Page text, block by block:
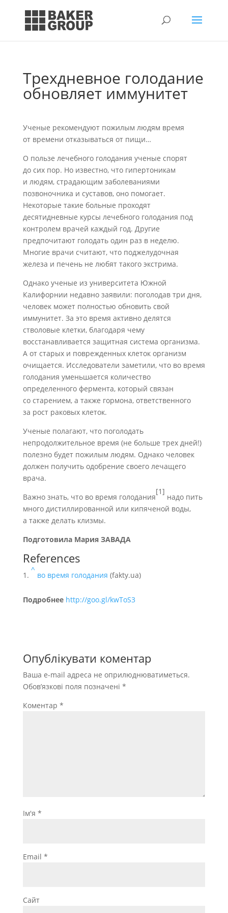
Трехдневное голодание
обновляет иммунитет
Ученые рекомендуют пожилым людям время
от времени отказываться от пищи…
О пользе лечебного голодания ученые спорят
до сих пор. Но известно, что гипертоникам
и людям, страдающим заболеваниями
позвоночника и суставов, оно помогает.
Некоторые такие больные проходят
десятидневные курсы лечебного голодания под
контролем врачей каждый год. Другие
предпочитают голодать один раз в неделю.
Многие врачи считают, что поджелудочная
железа и печень не любят такого экстрима.
Однако ученые из университета Южной
Калифорнии недавно заявили: поголодав три дня,
человек может полностью обновить свой
иммунитет. За это время активно делятся
стволовые клетки, благодаря чему
восстанавливается защитная система организма.
А от старых и поврежденных клеток организм
очищается. Исследователи заметили, что во время
голодания уменьшается количество
определенного фермента, который связан
со старением, а также гормона, ответственного
за рост раковых клеток.
Ученые полагают, что поголодать
непродолжительное время (не больше трех дней!)
полезно будет пожилым людям. Однако человек
должен получить одобрение своего лечащего
врача.
Важно знать, что во время голодания
[1]
надо пить
много дистиллированной или кипяченой воды,
а также делать клизмы.
Подготовила Мария ЗАВАДА
References
^
во время голодания (fakty.ua)
Подробнее http://goo.gl/kwToS3
Опублікувати коментар
Ваша e-mail адреса не оприлюднюватиметься.
Обов’язкові поля позначені *
Коментар *
Ім'я *
Email *
Сайт